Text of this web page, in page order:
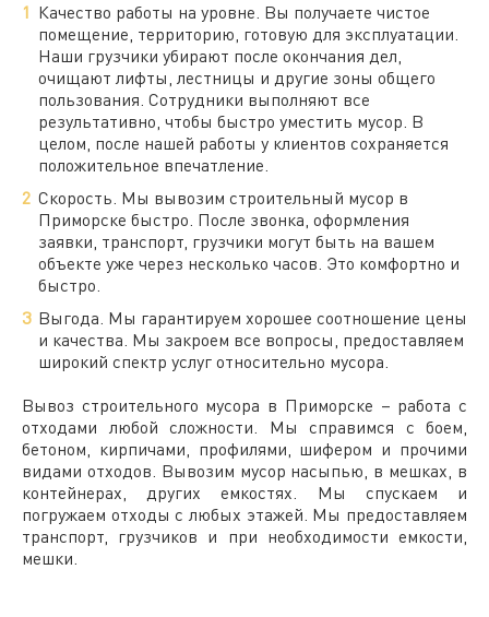
Качество работы на уровне. Вы получаете чистое
помещение, территорию, готовую для эксплуатации.
Наши грузчики убирают после окончания дел,
очищают лифты, лестницы и другие зоны общего
пользования. Сотрудники выполняют все
результативно, чтобы быстро уместить мусор. В
целом, после нашей работы у клиентов сохраняется
положительное впечатление.
Скорость. Мы вывозим строительный мусор в
Приморске быстро. После звонка, оформления
заявки, транспорт, грузчики могут быть на вашем
объекте уже через несколько часов. Это комфортно и
быстро.
Выгода. Мы гарантируем хорошее соотношение цены
и качества. Мы закроем все вопросы, предоставляем
широкий спектр услуг относительно мусора.
Вывоз строительного мусора в Приморске – работа с
отходами любой сложности. Мы справимся с боем,
бетоном, кирпичами, профилями, шифером и прочими
видами отходов. Вывозим мусор насыпью, в мешках, в
контейнерах, других емкостях. Мы спускаем и
погружаем отходы с любых этажей. Мы предоставляем
транспорт, грузчиков и при необходимости емкости,
мешки.